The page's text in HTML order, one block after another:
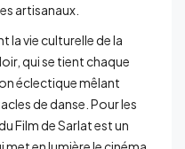
artisanaux.
la vie culturelle de la
qui se tient chaque
éclectique mêlant
de danse. Pour les
Film de Sarlat est un